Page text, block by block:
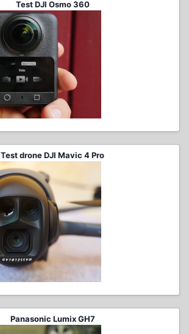
Test DJI Osmo 360
Test drone DJI Mavic 4 Pro
Panasonic Lumix GH7